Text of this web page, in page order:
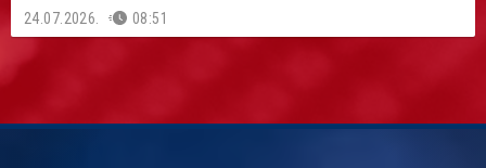
24.07.2026. 08:51